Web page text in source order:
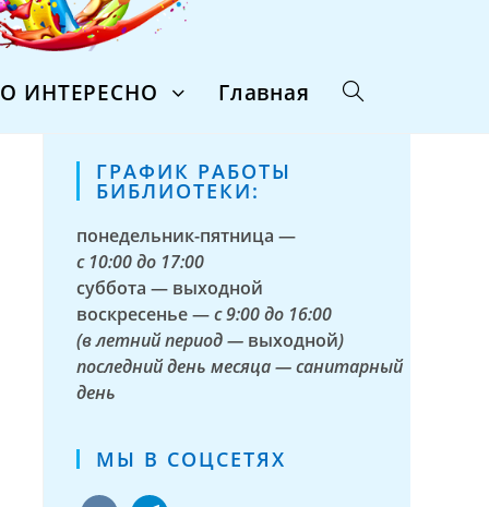
ИНТЕРЕСНО Главная
ГРАФИК РАБОТЫ
БИБЛИОТЕКИ:
понедельник-пятница —
с 10:00 до 17:00
суббота — выходной
воскресенье —с 9:00 до 16:00
(в летний период — выходной)
последний день месяца — санитарный
день
МЫ В СОЦСЕТЯХ